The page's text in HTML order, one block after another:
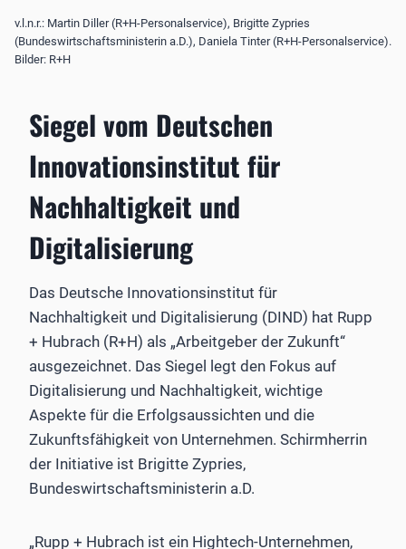
v.l.n.r.: Martin Diller (R+H-Personalservice), Brigitte Zypries
(Bundeswirtschaftsministerin a.D.), Daniela Tinter (R+H-Personalservice).
Bilder: R+H
Siegel vom Deutschen
Innovationsinstitut für
Nachhaltigkeit und
Digitalisierung
Das Deutsche Innovationsinstitut für
Nachhaltigkeit und Digitalisierung (DIND) hat Rupp
+ Hubrach (R+H) als „Arbeitgeber der Zukunft“
ausgezeichnet. Das Siegel legt den Fokus auf
Digitalisierung und Nachhaltigkeit, wichtige
Aspekte für die Erfolgsaussichten und die
Zukunftsfähigkeit von Unternehmen. Schirmherrin
der Initiative ist Brigitte Zypries,
Bundeswirtschaftsministerin a.D.
„Rupp + Hubrach ist ein Hightech-Unternehmen,